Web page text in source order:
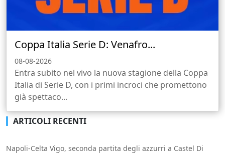
Coppa Italia Serie D: Venafro...
08-08-2026
Entra subito nel vivo la nuova stagione della Coppa
Italia di Serie D, con i primi incroci che promettono
già spettaco...
ARTICOLI RECENTI
Napoli-Celta Vigo, seconda partita degli azzurri a Castel Di